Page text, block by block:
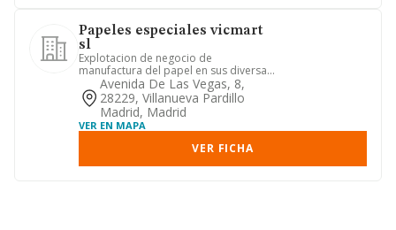
Papeles especiales vicmart
sl
Explotacion de negocio de
manufactura del papel en sus diversas
modalidades. comercializacion,
comp...
Avenida De Las Vegas, 8,
28229, Villanueva Pardillo
Madrid, Madrid
VER EN MAPA
VER FICHA